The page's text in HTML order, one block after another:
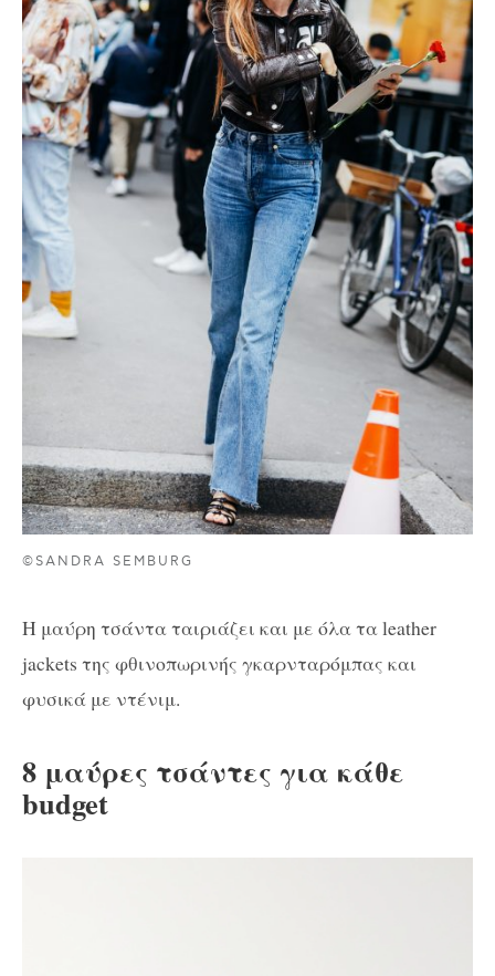
©SANDRA SEMBURG
Η μαύρη τσάντα ταιριάζει και με όλα τα leather
jackets της φθινοπωρινής γκαρνταρόμπας και
φυσικά με ντένιμ.
8 μαύρες τσάντες για κάθε
budget